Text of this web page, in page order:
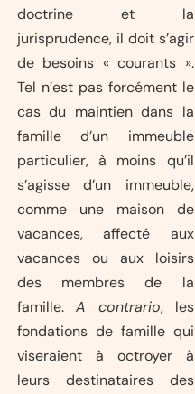
doctrine et la
jurisprudence, il doit s’agir
de besoins « courants ».
Tel n’est pas forcément le
cas du maintien dans la
famille d’un immeuble
particulier, à moins qu’il
s’agisse d’un immeuble,
comme une maison de
vacances, affecté aux
vacances ou aux loisirs
des membres de la
famille. A contrario, les
fondations de famille qui
viseraient à octroyer à
leurs destinataires des